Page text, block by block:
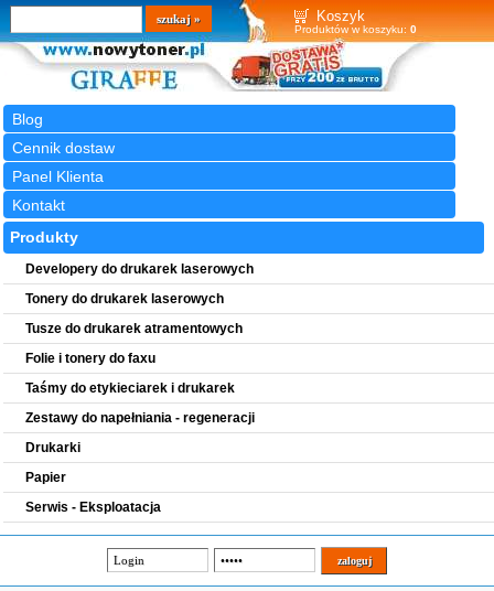
Koszyk
Produktów w koszyku: 0
Blog
Cennik dostaw
Panel Klienta
Kontakt
Wyszukiwarka
szukaj
Produkty
Developery do drukarek laserowych
Tonery do drukarek laserowych
Tusze do drukarek atramentowych
Folie i tonery do faxu
Taśmy do etykieciarek i drukarek
Zestawy do napełniania - regeneracji
Drukarki
Papier
Serwis - Eksploatacja